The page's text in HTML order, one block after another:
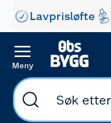
Lavprisløfte
Meny